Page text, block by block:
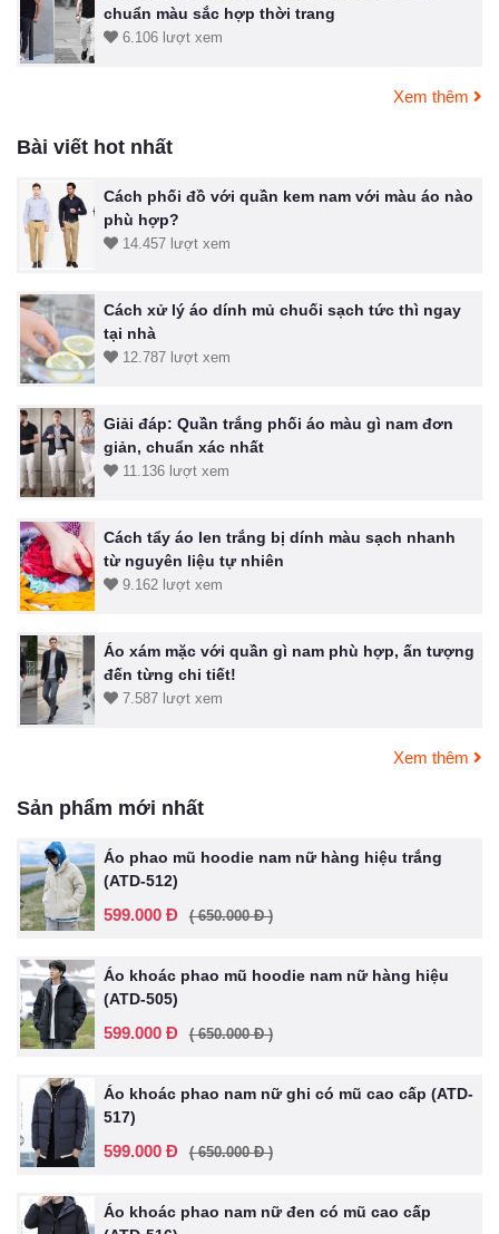
chuẩn màu sắc hợp thời trang
6.106 lượt xem
Xem thêm
Bài viết hot nhất
Cách phối đồ với quần kem nam với màu áo nào
phù hợp?
14.457 lượt xem
Cách xử lý áo dính mủ chuối sạch tức thì ngay
tại nhà
12.787 lượt xem
Giải đáp: Quần trắng phối áo màu gì nam đơn
giản, chuẩn xác nhất
11.136 lượt xem
Cách tẩy áo len trắng bị dính màu sạch nhanh
từ nguyên liệu tự nhiên
9.162 lượt xem
Áo xám mặc với quần gì nam phù hợp, ấn tượng
đến từng chi tiết!
7.587 lượt xem
Xem thêm
Sản phẩm mới nhất
Áo phao mũ hoodie nam nữ hàng hiệu trắng
(ATD-512)
599.000 Đ ( 650.000 Đ )
Áo khoác phao mũ hoodie nam nữ hàng hiệu
(ATD-505)
599.000 Đ ( 650.000 Đ )
Áo khoác phao nam nữ ghi có mũ cao cấp (ATD-
517)
599.000 Đ ( 650.000 Đ )
Áo khoác phao nam nữ đen có mũ cao cấp